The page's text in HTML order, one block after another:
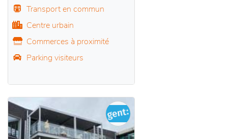
Transport en commun
Centre urbain
Commerces à proximité
Parking visiteurs